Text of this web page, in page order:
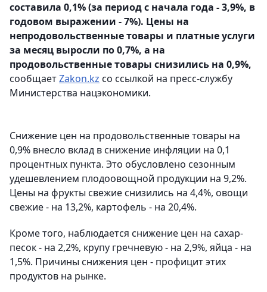
составила 0,1% (за период с начала года - 3,9%, в
годовом выражении - 7%). Цены на
непродовольственные товары и платные услуги
за месяц выросли по 0,7%, а на
продовольственные товары снизились на 0,9%,
сообщаетZakon.kz со ссылкой на пресс-службу
Министерства нацэкономики.
Снижение цен на продовольственные товары на
0,9% внесло вклад в снижение инфляции на 0,1
процентных пункта. Это обусловлено сезонным
удешевлением плодоовощной продукции на 9,2%.
Цены на фрукты свежие снизились на 4,4%, овощи
свежие - на 13,2%, картофель - на 20,4%.
Кроме того, наблюдается снижение цен на сахар-
песок - на 2,2%, крупу гречневую - на 2,9%, яйца - на
1,5%. Причины снижения цен - профицит этих
продуктов на рынке.